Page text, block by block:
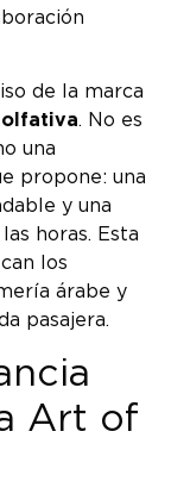
de la marca
olfativa. No es
una
propone: una
y una
horas. Esta
los
árabe y
pasajera.
Art of